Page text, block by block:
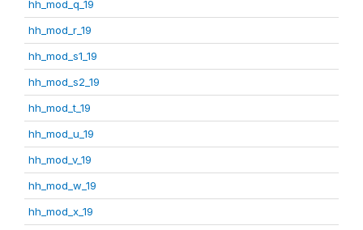
hh_mod_q_19
hh_mod_r_19
hh_mod_s1_19
hh_mod_s2_19
hh_mod_t_19
hh_mod_u_19
hh_mod_v_19
hh_mod_w_19
hh_mod_x_19